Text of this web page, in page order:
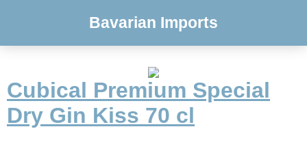
Bavarian Imports
Cubical Premium Special
Dry Gin Kiss 70 cl